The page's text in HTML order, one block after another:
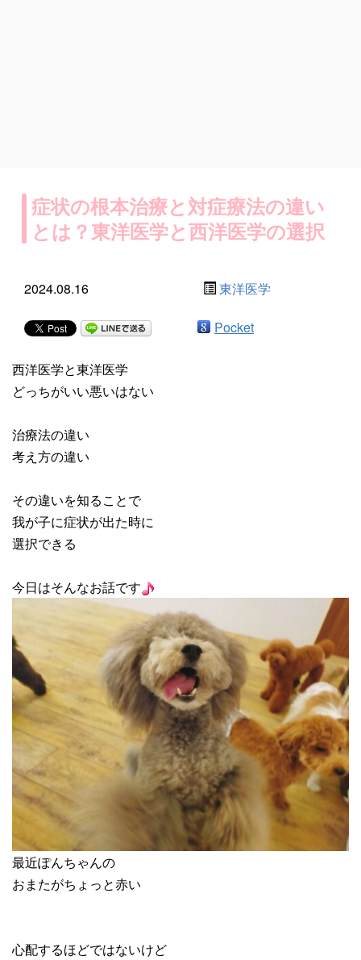
症状の根本治療と対症療法の違い
とは？東洋医学と西洋医学の選択
2024.08.16 東洋医学
Pocket
西洋医学と東洋医学
どっちがいい悪いはない
治療法の違い
考え方の違い
その違いを知ることで
我が子に症状が出た時に
選択できる
今日はそんなお話です
最近ぽんちゃんの
おまたがちょっと赤い
心配するほどではないけど